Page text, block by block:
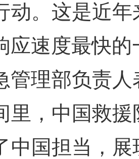
动。这是近
应速度最快
管理部负责
里，中国救
中国担当，